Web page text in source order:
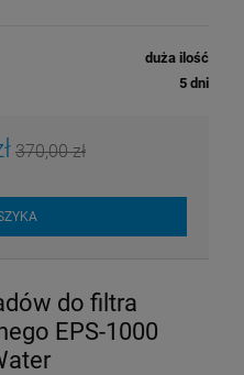
duża ilość
5 dni
370,00 zł
do filtra
EPS-1000